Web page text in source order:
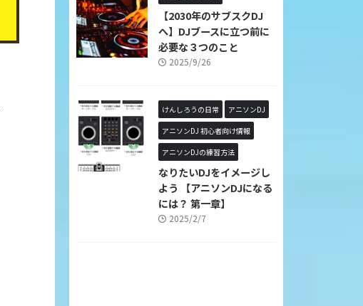
【2030年のサブスクDJ
へ】DJブースに立つ前に
必要な３つのこと
2025/9/26
けんしろうの日常
アニソンDJ
アニソンDJ 初心者向け情報
アニソンDJの練習方法
なりたいDJをイメージし
よう 【アニソンDJになる
には？ 第一章】
2025/2/7